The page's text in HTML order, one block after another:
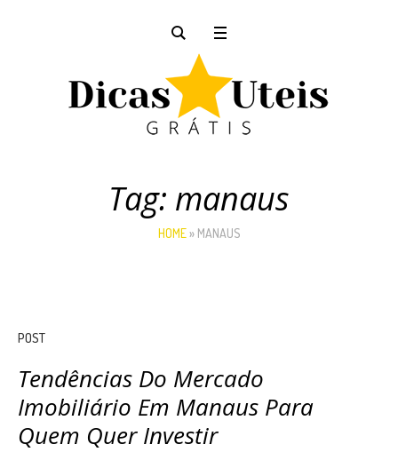
Tag: manaus
HOME» MANAUS
POST
Tendências Do Mercado
Imobiliário Em Manaus Para
Quem Quer Investir